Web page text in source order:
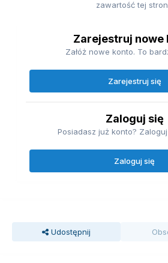
zawartość tej
Zarejestruj nowe
Załóż nowe konto. To
Zarejestruj się
Zaloguj się
Posiadasz już konto?
Zaloguj się
Udostępnij